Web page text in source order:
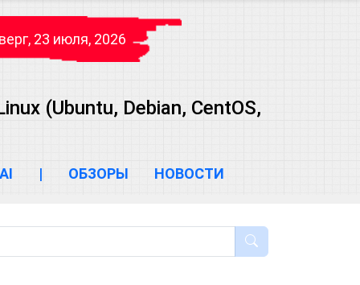
23 июля, 2026
(Ubuntu, Debian, CentOS,
AI | ОБЗОРЫ НОВОСТИ